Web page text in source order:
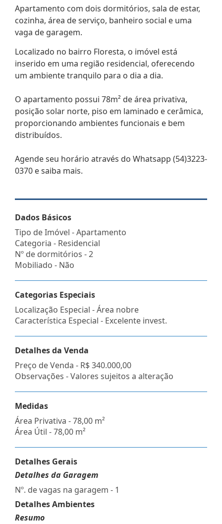
Apartamento com dois dormitórios, sala de estar,
cozinha, área de serviço, banheiro social e uma
vaga de garagem.
Localizado no bairro Floresta, o imóvel está
inserido em uma região residencial, oferecendo
um ambiente tranquilo para o dia a dia.
O apartamento possui 78m² de área privativa,
posição solar norte, piso em laminado e cerâmica,
proporcionando ambientes funcionais e bem
distribuídos.
Agende seu horário através do Whatsapp (54)3223-
0370 e saiba mais.
Dados Básicos
Tipo de Imóvel - Apartamento
Categoria - Residencial
Nº de dormitórios - 2
Mobiliado - Não
Categorias Especiais
Localização Especial - Área nobre
Característica Especial - Excelente invest.
Detalhes da Venda
Preço de Venda - R$ 340.000,00
Observações - Valores sujeitos a alteração
Medidas
Área Privativa - 78,00 m²
Área Útil - 78,00 m²
Detalhes Gerais
Detalhes da Garagem
Nº. de vagas na garagem - 1
Detalhes Ambientes
Resumo